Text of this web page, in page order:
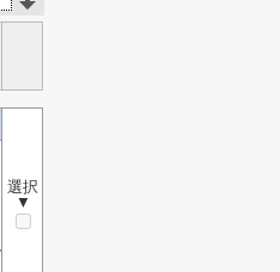
選択
▼